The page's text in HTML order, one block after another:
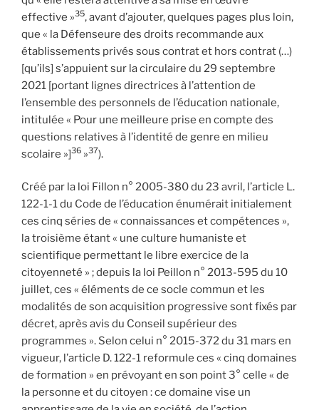
effective »35, avant d’ajouter, quelques pages plus loin,
que « la Défenseure des droits recommande aux
établissements privés sous contrat et hors contrat (…)
[qu’ils] s’appuient sur la circulaire du 29 septembre
2021 [portant lignes directrices à l’attention de
l’ensemble des personnels de l’éducation nationale,
intitulée « Pour une meilleure prise en compte des
questions relatives à l’identité de genre en milieu
scolaire »]36 »37).
Créé par la loi Fillon n° 2005-380 du 23 avril, l’article L.
122-1-1 du Code de l’éducation énumérait initialement
ces cinq séries de « connaissances et compétences »,
la troisième étant « une culture humaniste et
scientifique permettant le libre exercice de la
citoyenneté » ; depuis la loi Peillon n° 2013-595 du 10
juillet, ces « éléments de ce socle commun et les
modalités de son acquisition progressive sont fixés par
décret, après avis du Conseil supérieur des
programmes ». Selon celui n° 2015-372 du 31 mars en
vigueur, l’article D. 122-1 reformule ces « cinq domaines
de formation » en prévoyant en son point 3° celle « de
la personne et du citoyen : ce domaine vise un